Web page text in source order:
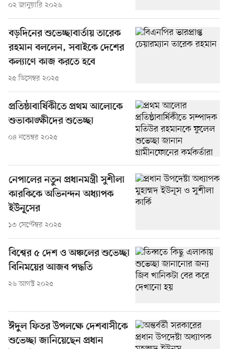
০২ জানুয়ারি ২০২৬
বড়দিনের শুভেচ্ছাবার্তায় তারেক
রহমান বললেন, সবাইকে দেশের
কল্যাণে কাজ করতে হবে
২৫ ডিসেম্বর ২০২৫
প্রতিষ্ঠাবার্ষিকীতে প্রথম আলোকে
শুভাকাঙ্ক্ষীদের শুভেচ্ছা
০৪ নভেম্বর ২০২৫
নেপালের নতুন প্রধানমন্ত্রী সুশীলা
কারকিকে অভিনন্দন অধ্যাপক
ইউনূসের
১৩ সেপ্টেম্বর ২০২৫
বিশ্বের ৫ দেশ ও অঞ্চলের শুভেচ্ছা
বিনিময়ের আজব পদ্ধতি
২৬ আগস্ট ২০২৫
ঈদুল ফিতর উপলক্ষে দেশবাসীকে
শুভেচ্ছা জানিয়েছেন প্রধান